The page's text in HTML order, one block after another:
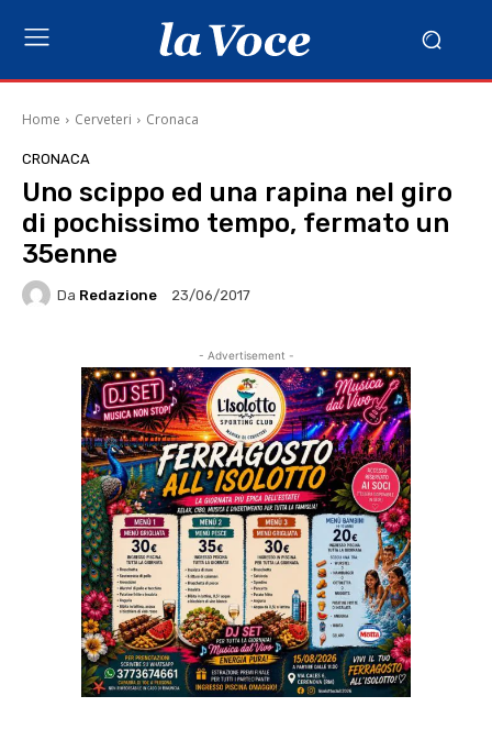
Home Cerveteri Cronaca
CRONACA
Uno scippo ed una rapina nel giro
di pochissimo tempo, fermato un
35enne
Da Redazione 23/06/2017
- Advertisement -